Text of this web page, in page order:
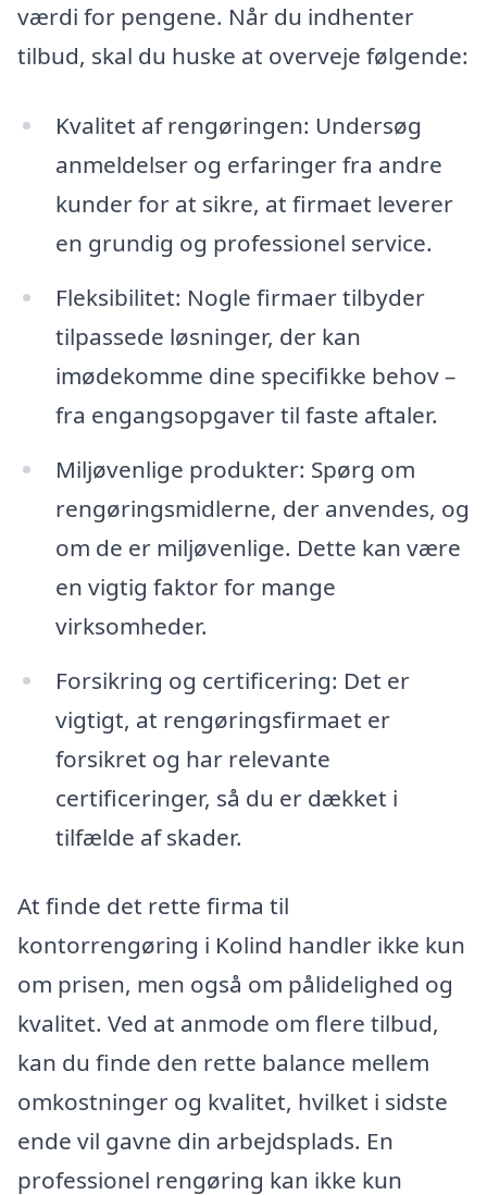
værdi for pengene. Når du indhenter
tilbud, skal du huske at overveje følgende:
Kvalitet af rengøringen: Undersøg
anmeldelser og erfaringer fra andre
kunder for at sikre, at firmaet leverer
en grundig og professionel service.
Fleksibilitet: Nogle firmaer tilbyder
tilpassede løsninger, der kan
imødekomme dine specifikke behov –
fra engangsopgaver til faste aftaler.
Miljøvenlige produkter: Spørg om
rengøringsmidlerne, der anvendes, og
om de er miljøvenlige. Dette kan være
en vigtig faktor for mange
virksomheder.
Forsikring og certificering: Det er
vigtigt, at rengøringsfirmaet er
forsikret og har relevante
certificeringer, så du er dækket i
tilfælde af skader.
At finde det rette firma til
kontorrengøring i Kolind handler ikke kun
om prisen, men også om pålidelighed og
kvalitet. Ved at anmode om flere tilbud,
kan du finde den rette balance mellem
omkostninger og kvalitet, hvilket i sidste
ende vil gavne din arbejdsplads. En
professionel rengøring kan ikke kun